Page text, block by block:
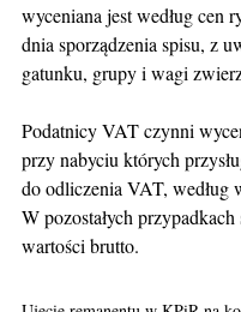
wyceniana jest według cen
dnia sporządzenia spisu, z
gatunku, grupy i wagi
Podatnicy VAT czynni
przy nabyciu których
do odliczenia VAT, według
W pozostałych przypadkach
wartości brutto.